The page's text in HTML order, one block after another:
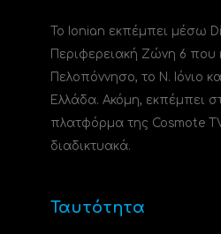
Το Ionian εκπέμπει μέσω
Περιφερειακή Ζώνη 6 που
Πελοπόννησο, το N. Ιόνιο
Ελλάδα. Ακόμη, εκπέμπει
πλατφόρμα της Cosmote
διαδικτυακά.
Ταυτότητα